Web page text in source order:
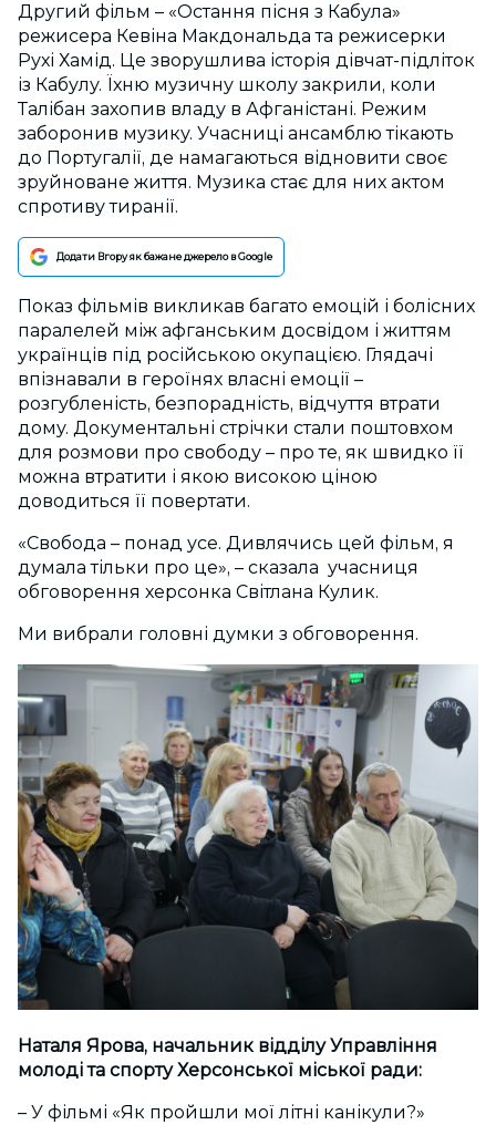
Другий фільм – «Остання пісня з Кабула»
режисера Кевіна Макдональда та режисерки
Рухі Хамід. Це зворушлива історія дівчат-підліток
із Кабулу. Їхню музичну школу закрили, коли
Талібан захопив владу в Афганістані. Режим
заборонив музику. Учасниці ансамблю тікають
до Португалії, де намагаються відновити своє
зруйноване життя. Музика стає для них актом
спротиву тиранії.
Додати Вгору як бажане джерело в Google
Показ фільмів викликав багато емоцій і болісних
паралелей між афганським досвідом і життям
українців під російською окупацією. Глядачі
впізнавали в героїнях власні емоції –
розгубленість, безпорадність, відчуття втрати
дому. Документальні стрічки стали поштовхом
для розмови про свободу – про те, як швидко її
можна втратити і якою високою ціною
доводиться її повертати.
«Свобода – понад усе. Дивлячись цей фільм, я
думала тільки про це», – сказала учасниця
обговорення херсонка Світлана Кулик.
Ми вибрали головні думки з обговорення.
Наталя Ярова, начальник відділу Управління
молоді та спорту Херсонської міської ради:
– У фільмі «Як пройшли мої літні канікули?»